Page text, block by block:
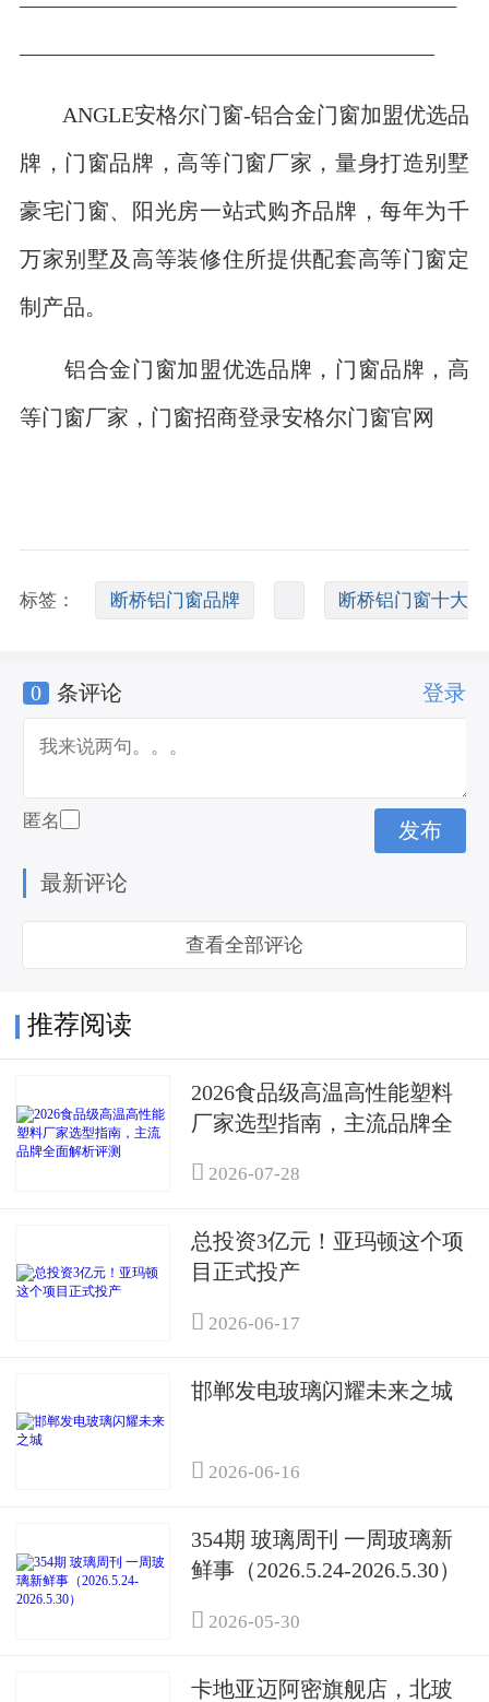
———————————————————
ANGLE安格尔门窗-铝合金门窗加盟优选品
牌，门窗品牌，高等门窗厂家，量身打造别墅
豪宅门窗、阳光房一站式购齐品牌，每年为千
万家别墅及高等装修住所提供配套高等门窗定
制产品。
铝合金门窗加盟优选品牌，门窗品牌，高
等门窗厂家，门窗招商登录安格尔门窗官网
标签： 断桥铝门窗品牌 断桥铝门窗十大
品牌
0 条评论 登录
匿名
最新评论
查看全部评论
推荐阅读
2026食品级高温高性能塑料
厂家选型指南，主流品牌全
 2026-07-28
总投资3亿元！亚玛顿这个项
目正式投产
 2026-06-17
邯郸发电玻璃闪耀未来之城
 2026-06-16
354期 玻璃周刊 一周玻璃新
鲜事（2026.5.24-2026.5.30）
 2026-05-30
卡地亚迈阿密旗舰店，北玻